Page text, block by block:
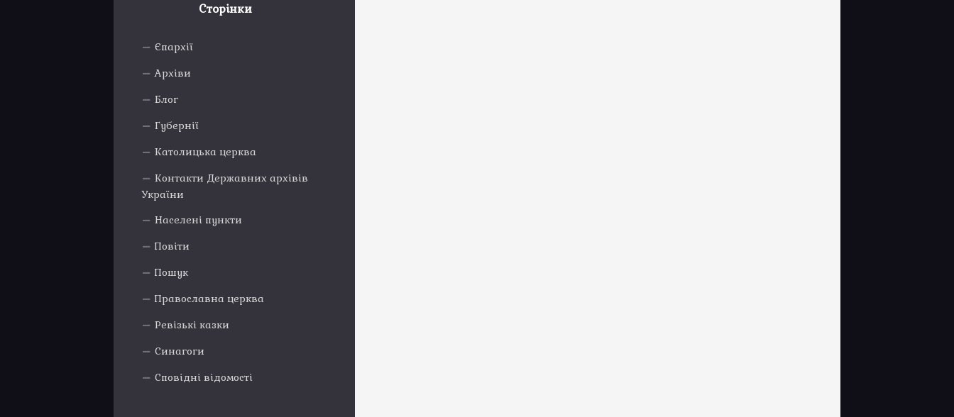
Сторінки
Єпархії
Архіви
Блог
Губернії
Католицька церква
Контакти Державних архівів
України
Населені пункти
Повіти
Пошук
Православна церква
Ревізькі казки
Синагоги
Сповідні відомості